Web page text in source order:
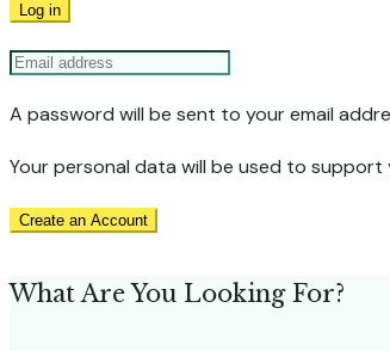
Log in
A password will be sent to your email
Your personal data will be used to
Create an Account
What Are You Looking For?